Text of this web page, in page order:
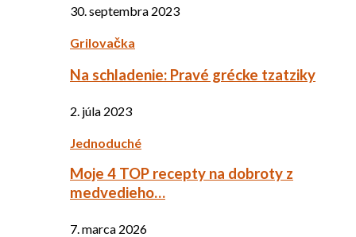
30. septembra 2023
Grilovačka
Na schladenie: Pravé grécke tzatziky
2. júla 2023
Jednoduché
Moje 4 TOP recepty na dobroty z
medvedieho…
7. marca 2026